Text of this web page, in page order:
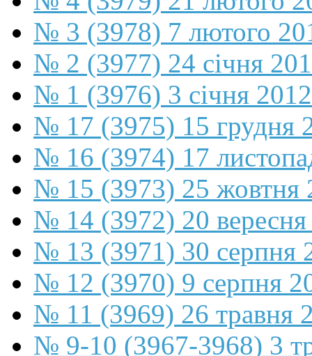
№ 3 (3978) 7 лютого
№ 2 (3977) 24 січня
№ 1 (3976) 3 січня 2012
№ 17 (3975) 15 грудня
№ 16 (3974) 17
№ 15 (3973) 25 жовтня
№ 14 (3972) 20 вересня
№ 13 (3971) 30 серпня
№ 12 (3970) 9 серпня
№ 11 (3969) 26 травня
№ 9-10 (3967-3968) 3